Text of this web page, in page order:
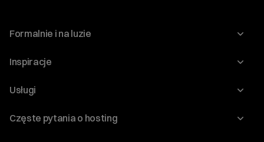
Formalnie i na luzie
O nas
Program Korzyści dla Inwestorów
Regulaminy i specyfikacje
Inspiracje
Blog
WordPress
Usługi
Domeny
Częste pytania o hosting